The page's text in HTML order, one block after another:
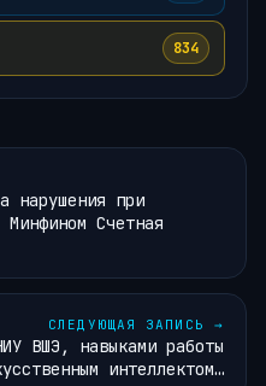
834
нарушения при
Счетная
СЛЕДУЮЩАЯ ЗАПИСЬ →
ВШЭ, навыками работы
интеллектом…